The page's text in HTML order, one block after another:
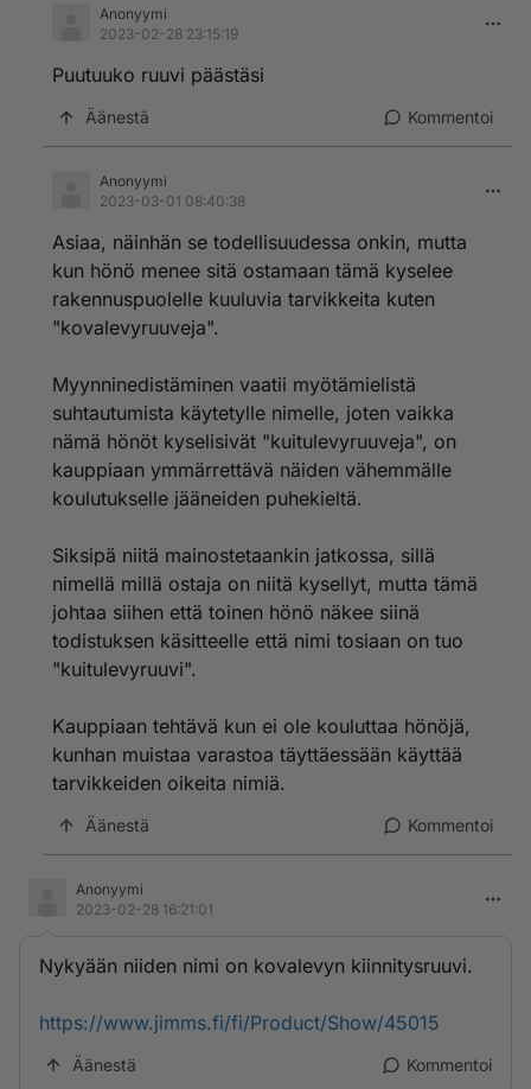
Anonyymi
2023-02-28 23:15:19
Puutuuko ruuvi päästäsi
Äänestä Kommentoi
Anonyymi
2023-03-01 08:40:38
Asiaa, näinhän se todellisuudessa onkin, mutta
kun hönö menee sitä ostamaan tämä kyselee
rakennuspuolelle kuuluvia tarvikkeita kuten
"kovalevyruuveja".
Myynninedistäminen vaatii myötämielistä
suhtautumista käytetylle nimelle, joten vaikka
nämä hönöt kyselisivät "kuitulevyruuveja", on
kauppiaan ymmärrettävä näiden vähemmälle
koulutukselle jääneiden puhekieltä.
Siksipä niitä mainostetaankin jatkossa, sillä
nimellä millä ostaja on niitä kysellyt, mutta tämä
johtaa siihen että toinen hönö näkee siinä
todistuksen käsitteelle että nimi tosiaan on tuo
"kuitulevyruuvi".
Kauppiaan tehtävä kun ei ole kouluttaa hönöjä,
kunhan muistaa varastoa täyttäessään käyttää
tarvikkeiden oikeita nimiä.
Äänestä Kommentoi
Anonyymi
2023-02-28 16:21:01
Nykyään niiden nimi on kovalevyn kiinnitysruuvi.
https://www.jimms.fi/fi/Product/Show/45015
Äänestä Kommentoi